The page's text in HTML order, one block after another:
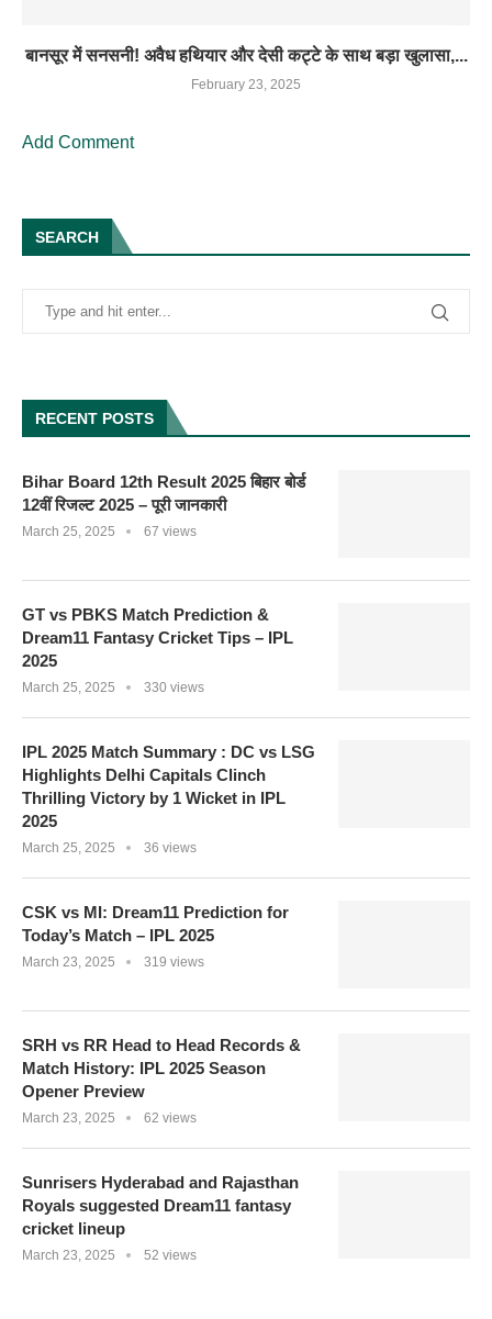
बानसूर में सनसनी! अवैध हथियार और देसी कट्टे के साथ बड़ा खुलासा,...
February 23, 2025
Add Comment
SEARCH
RECENT POSTS
Bihar Board 12th Result 2025 बिहार बोर्ड
12वीं रिजल्ट 2025 – पूरी जानकारी
March 25, 2025 67 views
GT vs PBKS Match Prediction &
Dream11 Fantasy Cricket Tips – IPL
2025
March 25, 2025 330 views
IPL 2025 Match Summary : DC vs LSG
Highlights Delhi Capitals Clinch
Thrilling Victory by 1 Wicket in IPL
2025
March 25, 2025 36 views
CSK vs MI: Dream11 Prediction for
Today’s Match – IPL 2025
March 23, 2025 319 views
SRH vs RR Head to Head Records &
Match History: IPL 2025 Season
Opener Preview
March 23, 2025 62 views
Sunrisers Hyderabad and Rajasthan
Royals suggested Dream11 fantasy
cricket lineup
March 23, 2025 52 views